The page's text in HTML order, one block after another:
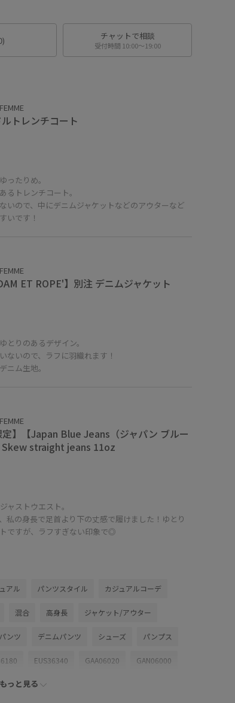
チャットで相談
受付時間 10:00〜19:00
トレンチコート
ったりめ。
るトレンチコート。
いので、中にデニムジャケットなどのアウターなど
いです！
ET ROPE'】別注 デニムジャケット
とりのあるデザイン。
ないので、ラフに羽織れます！
ニム生地。
定】【Japan Blue Jeans（ジャパン ブルー
Skew straight jeans 11oz
ャストウエスト。
私の身長で足首より下の丈感で履けました！ゆとり
ですが、ラフすぎない印象で◎
アル パンツスタイル カジュアルコーデ
混合 高身長 ジャケット/アウター
パンツ デニムパンツ シューズ パンプス
EUS36340 GAA06020 GAN06000
もっと見る